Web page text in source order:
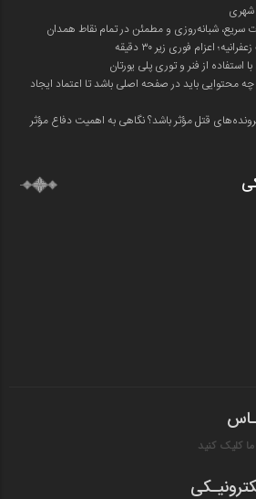
شهری
سریع، شبانه‌روزی و مطمئن در تمام نقاط همدان
اعزام فوری زیر ۳۰ دقیقه
از فنر و توری پلی یورتان
باید در صفحه اصلی باشد تا اعتماد ایجاد
قتل مؤثر باشد؟ نگاهی به اهمیت دفاع مؤثر
کلیک کنید